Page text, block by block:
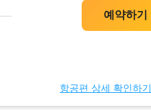
항공편 상세 확인하기